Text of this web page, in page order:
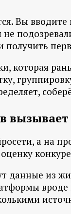
Вы
не
которая
вызывает
а на
данные из
вроде